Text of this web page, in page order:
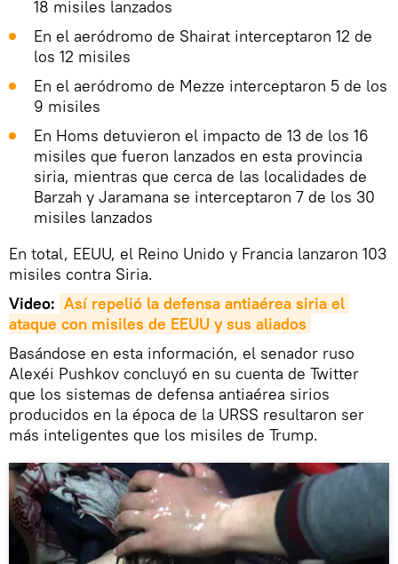
18 misiles lanzados
En el aeródromo de Shairat interceptaron 12 de
los 12 misiles
En el aeródromo de Mezze interceptaron 5 de los
9 misiles
En Homs detuvieron el impacto de 13 de los 16
misiles que fueron lanzados en esta provincia
siria, mientras que cerca de las localidades de
Barzah y Jaramana se interceptaron 7 de los 30
misiles lanzados
En total, EEUU, el Reino Unido y Francia lanzaron 103
misiles contra Siria.
Video: Así repelió la defensa antiaérea siria el
ataque con misiles de EEUU y sus aliados
Basándose en esta información, el senador ruso
Alexéi Pushkov concluyó en su cuenta de Twitter
que los sistemas de defensa antiaérea sirios
producidos en la época de la URSS resultaron ser
más inteligentes que los misiles de Trump.